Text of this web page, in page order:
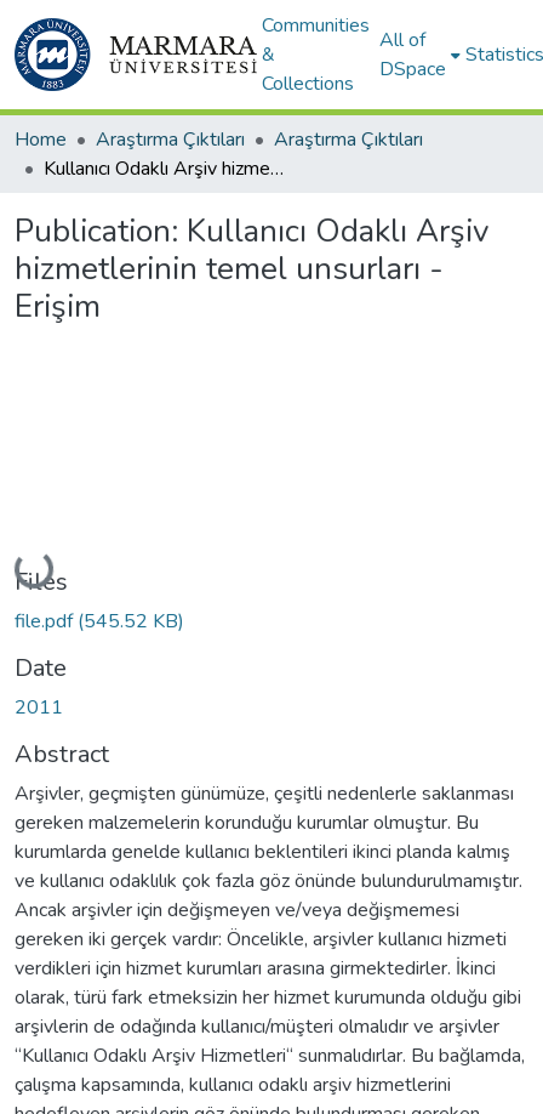
Communities
&
Collections
All of
DSpace
Statistics
Home Araştırma Çıktıları
Araştırma Çıktıları
Kullanıcı Odaklı Arşiv hizmetlerinin temel unsurları - Erişim
Publication: Kullanıcı Odaklı Arşiv
hizmetlerinin temel unsurları -
Erişim
Loading...
Files
file.pdf(545.52 KB)
Date
2011
Abstract
Arşivler, geçmişten günümüze, çeşitli nedenlerle saklanması
gereken malzemelerin korunduğu kurumlar olmuştur. Bu
kurumlarda genelde kullanıcı beklentileri ikinci planda kalmış
ve kullanıcı odaklılık çok fazla göz önünde bulundurulmamıştır.
Ancak arşivler için değişmeyen ve/veya değişmemesi
gereken iki gerçek vardır: Öncelikle, arşivler kullanıcı hizmeti
verdikleri için hizmet kurumları arasına girmektedirler. İkinci
olarak, türü fark etmeksizin her hizmet kurumunda olduğu gibi
arşivlerin de odağında kullanıcı/müşteri olmalıdır ve arşivler
“Kullanıcı Odaklı Arşiv Hizmetleri“ sunmalıdırlar. Bu bağlamda,
çalışma kapsamında, kullanıcı odaklı arşiv hizmetlerini